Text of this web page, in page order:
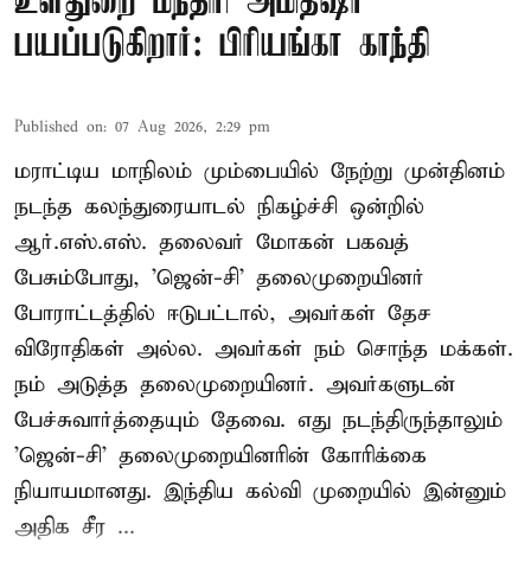
பயப்படுகிறார்: பிரியங்கா காந்தி
Published on: 07 Aug 2026, 2:29 pm
மராட்டிய மாநிலம் மும்பையில் நேற்று முன்தினம்
நடந்த கலந்துரையாடல் நிகழ்ச்சி ஒன்றில்
ஆர்.எஸ்.எஸ். தலைவர் மோகன் பகவத்
பேசும்போது, 'ஜென்-சி' தலைமுறையினர்
போராட்டத்தில் ஈடுபட்டால், அவர்கள் தேச
விரோதிகள் அல்ல. அவர்கள் நம் சொந்த மக்கள்.
நம் அடுத்த தலைமுறையினர். அவர்களுடன்
பேச்சுவார்த்தையும் தேவை. எது நடந்திருந்தாலும்
'ஜென்-சி' தலைமுறையினரின் கோரிக்கை
நியாயமானது. இந்திய கல்வி முறையில் இன்னும்
அதிக சீர ...